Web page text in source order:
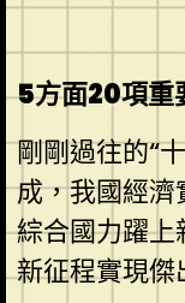
5方面20項重
剛剛過往的“
成，我國經濟
綜合國力躍
新征程實現傑